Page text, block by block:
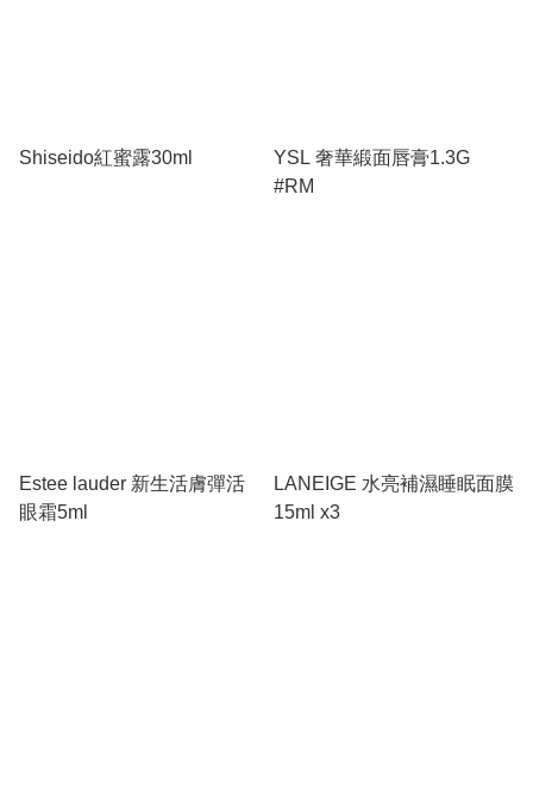
Shiseido紅蜜露30ml
YSL 奢華緞面唇膏1.3G
#RM
Estee lauder 新生活膚彈活
眼霜5ml
LANEIGE 水亮補濕睡眠面膜
15ml x3